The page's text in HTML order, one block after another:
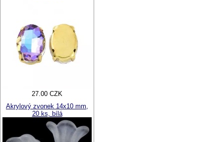
27.00 CZK
Akrylový zvonek 14x10 mm,
20 ks, bílá